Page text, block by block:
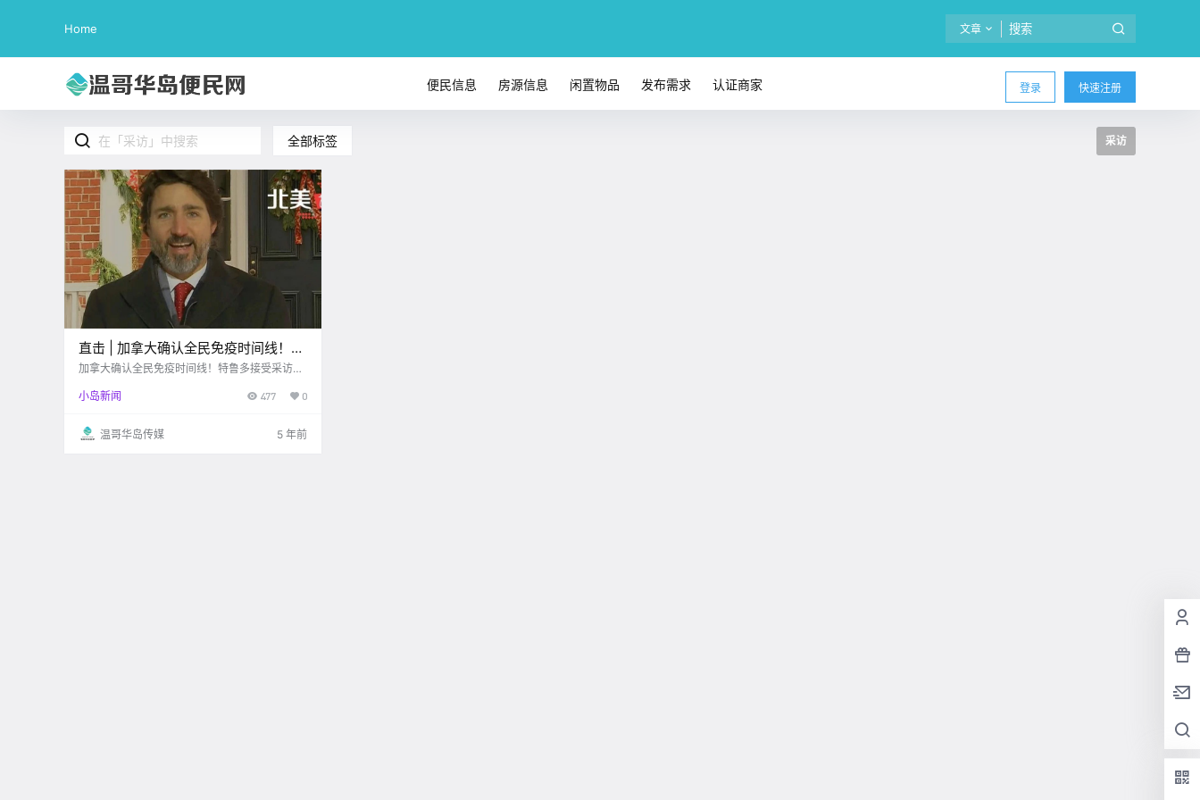
Home 文章
登录 快速注册
便民信息 房源信息 闲置物品 发布需求 认证商家
全部标签 采访
直击 | 加拿大确认全民免疫时间线！特
鲁多接受采访笑得合不拢嘴
加拿大确认全民免疫时间线！特鲁多接受采访笑
小岛新闻
477 0
温哥华岛传媒 5 年前